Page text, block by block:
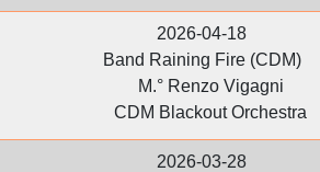
2026-04-18
Band Raining Fire (CDM)
M.° Renzo Vigagni
CDM Blackout Orchestra
2026-03-28